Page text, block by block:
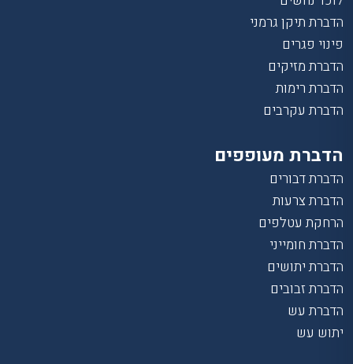
הדברת תיקן גרמני
פינוי פגרים
הדברת מזיקים
הדברת רימות
הדברת עקרבים
הדברת מעופפים
הדברת דבורים
הדברת צרעות
הרחקת עטלפים
הדברת חומייני
הדברת יתושים
הדברת זבובים
הדברת עש
יתוש עש